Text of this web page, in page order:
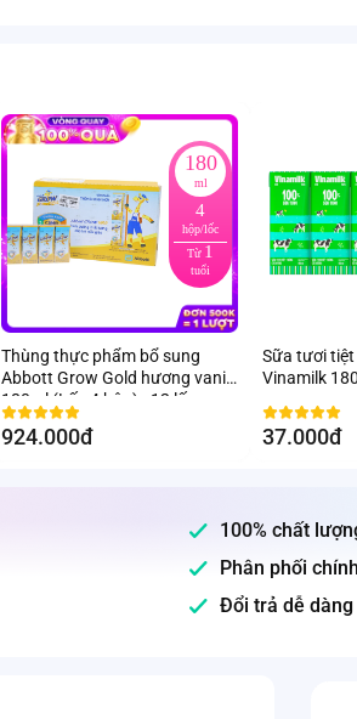
180
ml
4
hộp/lốc
Từ 1
tuổi
Thùng thực phẩm bổ sung
Abbott Grow Gold hương vani
180ml (Lốc 4 hộp) - 12 lốc
924.000đ
Sữa tươi
Vinamilk
37.000đ
100% chất
Phân phối
Đổi trả dễ dàng